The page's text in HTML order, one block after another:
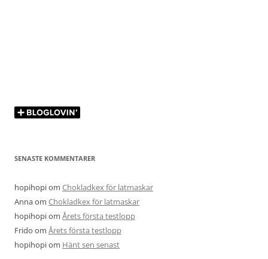
SENASTE KOMMENTARER
hopihopiom Chokladkex för latmaskar
Annaom Chokladkex för latmaskar
hopihopiom Årets första testlopp
Frido om Årets första testlopp
hopihopiom Hänt sen senast